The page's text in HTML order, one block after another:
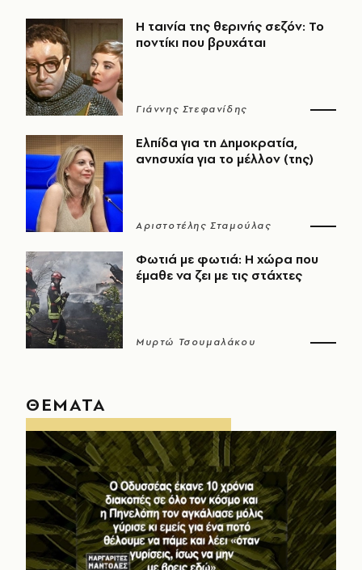
Η ταινία της θερινής σεζόν: Το
ποντίκι που βρυχάται
Γιάννης Στεφανίδης
Ελπίδα για τη Δημοκρατία,
ανησυχία για το μέλλον (της)
Αριστοτέλης Σταμούλας
Φωτιά με φωτιά: Η χώρα που
έμαθε να ζει με τις στάχτες
Μυρτώ Τσουμαλάκου
ΘΕΜΑΤΑ